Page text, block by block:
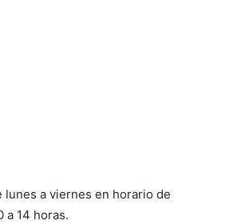
lunes a viernes en horario de
a 14 horas.